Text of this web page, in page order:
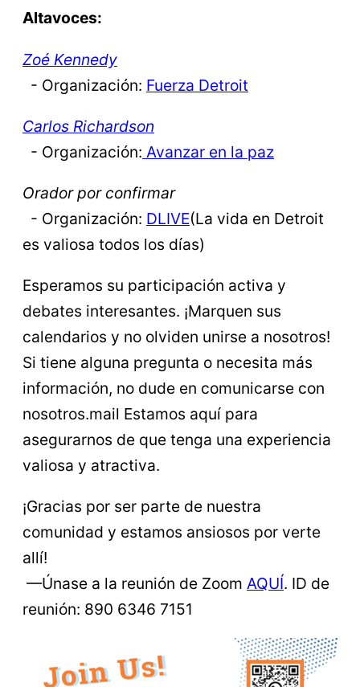
Altavoces:
Zoé Kennedy
- Organización: Fuerza Detroit
Carlos Richardson
- Organización: Avanzar en la paz
Orador por confirmar
- Organización: DLIVE(La vida en Detroit
es valiosa todos los días)
Esperamos su participación activa y
debates interesantes. ¡Marquen sus
calendarios y no olviden unirse a nosotros!
Si tiene alguna pregunta o necesita más
información, no dude en comunicarse con
nosotros.mail Estamos aquí para
asegurarnos de que tenga una experiencia
valiosa y atractiva.
¡Gracias por ser parte de nuestra
comunidad y estamos ansiosos por verte
allí!
—Únase a la reunión de Zoom AQUÍ. ID de
reunión: 890 6346 7151